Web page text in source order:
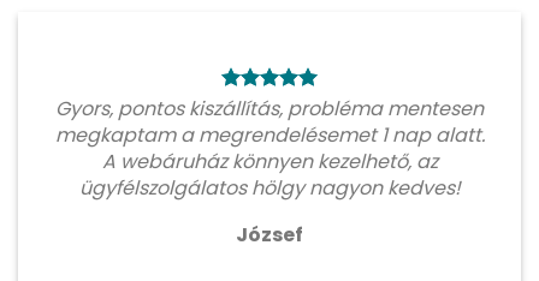
Gyors, pontos kiszállítás, probléma mentesen
megkaptam a megrendelésemet 1 nap alatt.
A webáruház könnyen kezelhető, az
ügyfélszolgálatos hölgy nagyon kedves!
József